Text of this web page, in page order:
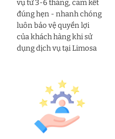
vụ từ 3-6 tháng, cam kết
đúng hẹn - nhanh chóng
luôn bảo vệ quyền lợi
của khách hàng khi sử
dụng dịch vụ tại Limosa